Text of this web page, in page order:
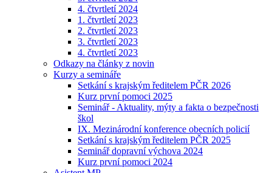
4. čtvrtletí 2024
1. čtvrtletí 2023
2. čtvrtletí 2023
3. čtvrtletí 2023
4. čtvrtletí 2023
Odkazy na články z novin
Kurzy a semináře
Setkání s krajským ředitelem PČR 2026
Kurz první pomoci 2025
Seminář - Aktuality, mýty a fakta o bezpečnosti
škol
IX. Mezinárodní konference obecních policií
Setkání s krajským ředitelem PČR 2025
Seminář dopravní výchova 2024
Kurz první pomoci 2024